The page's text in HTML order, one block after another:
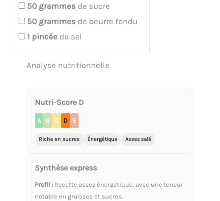
50 grammes de sucre
50 grammes de beurre fondu
1 pincée de sel
Analyse nutritionnelle
Nutri-Score D
A B C D E
Riche en sucres Énergétique Assez salé
Synthèse express
Profil : Recette assez énergétique, avec une teneur
notable en graisses et sucres.